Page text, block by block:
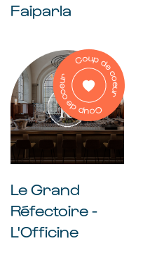
Faiparla
Le Grand
Réfectoire -
L'Officine